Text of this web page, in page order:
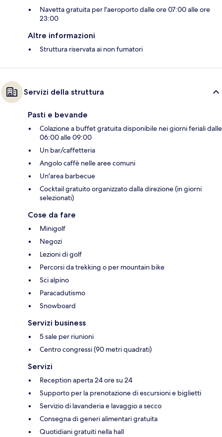
Navetta gratuita per l'aeroporto dalle ore 07:00 alle ore
23:00
Altre informazioni
Struttura riservata ai non fumatori
Servizi della struttura
Pasti e bevande
Colazione a buffet gratuita disponibile nei giorni feriali dalle
06:00 alle 09:00
Un bar/caffetteria
Angolo caffè nelle aree comuni
Un'area barbecue
Cocktail gratuito organizzato dalla direzione (in giorni
selezionati)
Cose da fare
Minigolf
Negozi
Lezioni di golf
Percorsi da trekking o per mountain bike
Sci alpino
Paracadutismo
Snowboard
Servizi business
5 sale per riunioni
Centro congressi (90 metri quadrati)
Servizi
Reception aperta 24 ore su 24
Supporto per la prenotazione di escursioni e biglietti
Servizio di lavanderia e lavaggio a secco
Consegna di generi alimentari gratuita
Quotidiani gratuiti nella hall